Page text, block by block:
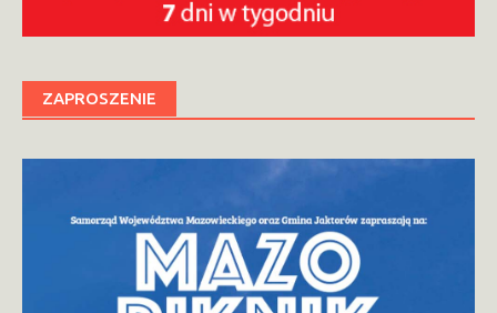
ZAPROSZENIE